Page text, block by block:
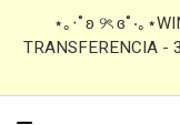
⋆｡‧˚ʚ ୨ৎ ɞ˚‧｡
TRANSFERENCIA -